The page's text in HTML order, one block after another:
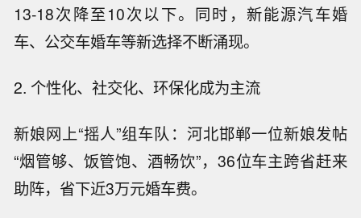
13-18次降至10次以下。同时，新能源汽车婚
车、公交车婚车等新选择不断涌现。
2. 个性化、社交化、环保化成为主流
新娘网上“摇人”组车队：河北邯郸一位新娘发帖
“烟管够、饭管饱、酒畅饮”，36位车主跨省赶来
助阵，省下近3万元婚车费。